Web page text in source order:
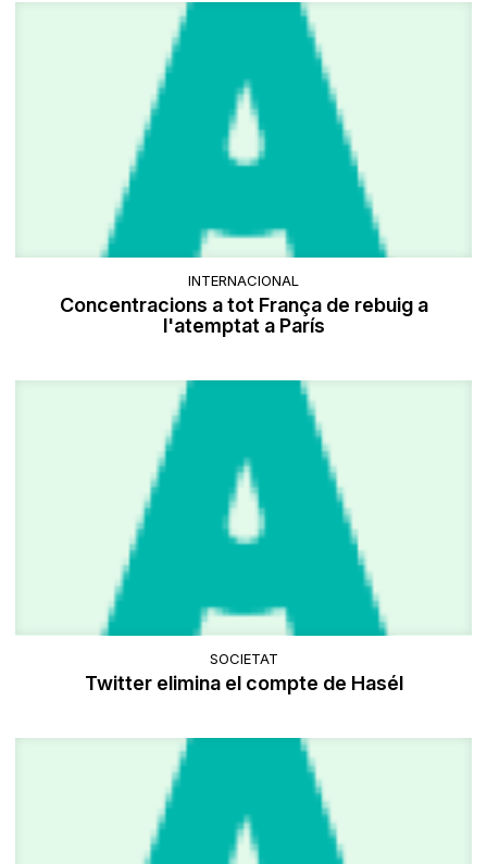
INTERNACIONAL
Concentracions a tot França de rebuig a
l'atemptat a París
SOCIETAT
Twitter elimina el compte de Hasél